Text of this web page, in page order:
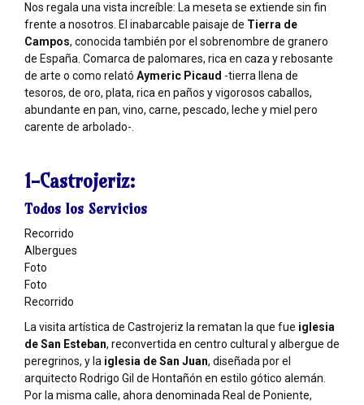
Nos regala una vista increíble: La meseta se extiende sin fin
frente a nosotros. El inabarcable paisaje de Tierra de
Campos, conocida también por el sobrenombre de granero
de España. Comarca de palomares, rica en caza y rebosante
de arte o como relató Aymeric Picaud -tierra llena de
tesoros, de oro, plata, rica en paños y vigorosos caballos,
abundante en pan, vino, carne, pescado, leche y miel pero
carente de arbolado-.
1-Castrojeriz:
Todos los Servicios
Recorrido
Albergues
Foto
Foto
Recorrido
La visita artística de Castrojeriz la rematan la que fue iglesia
de San Esteban, reconvertida en centro cultural y albergue de
peregrinos, y la iglesia de San Juan, diseñada por el
arquitecto Rodrigo Gil de Hontañón en estilo gótico alemán.
Por la misma calle, ahora denominada Real de Poniente,